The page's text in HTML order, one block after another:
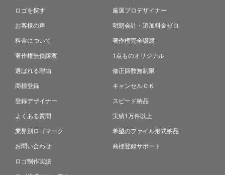
ロゴを探す
お客様の声
料金について
著作権無償譲渡
選ばれる理由
商標登録
登録デザイナー
よくある質問
業界別ロゴマーク
お問い合わせ
ロゴ制作実績
厳選プロデザイナー
明朗会計・追加料金ゼロ
著作権完全譲渡
1点ものオリジナル
修正回数無制限
キャンセルＯＫ
スピード納品
実績1万件以上
希望のファイル形式納品
商標登録サポート